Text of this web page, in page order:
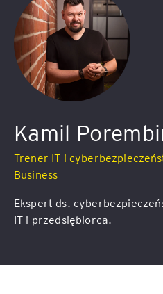
Kamil
Trener IT i
Business
Ekspert ds.
IT i przedsiębiorca.